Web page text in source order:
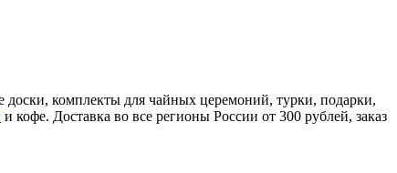
доски, комплекты для чайных церемоний, турки, подарки,
и кофе. Доставка во все регионы России от 300 рублей, заказ